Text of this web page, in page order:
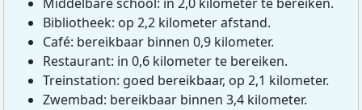
Middelbare school: in 2,0 kilometer te bereiken.
Bibliotheek: op 2,2 kilometer afstand.
Café: bereikbaar binnen 0,9 kilometer.
Restaurant: in 0,6 kilometer te bereiken.
Treinstation: goed bereikbaar, op 2,1 kilometer.
Zwembad: bereikbaar binnen 3,4 kilometer.